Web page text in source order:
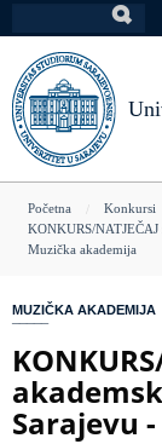
na
glavni
sadržaj
You
are
Početna
Konkursi
KONKURS/
Muzička akademija
MUZIČKA AKADEMIJA
Sarajevu